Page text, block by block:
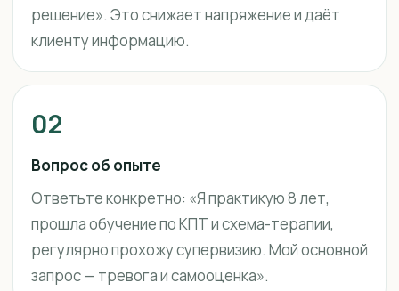
решение». Это снижает напряжение и даёт
клиенту информацию.
02
Вопрос об опыте
Ответьте конкретно: «Я практикую 8 лет,
прошла обучение по КПТ и схема-терапии,
регулярно прохожу супервизию. Мой основной
запрос — тревога и самооценка».